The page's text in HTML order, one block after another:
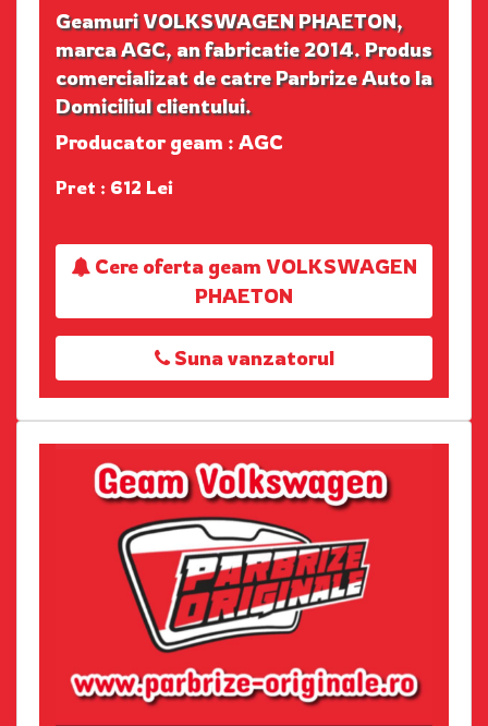
Geamuri VOLKSWAGEN PHAETON,
marca AGC, an fabricatie 2014. Produs
comercializat de catre Parbrize Auto la
Domiciliul clientului.
Producator geam : AGC
Pret : 612 Lei
Cere oferta geam VOLKSWAGEN
PHAETON
Suna vanzatorul